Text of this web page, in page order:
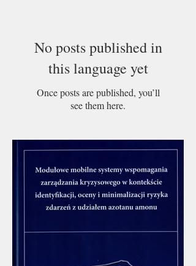
No posts published in
this language yet
Once posts are published, you’ll
see them here.